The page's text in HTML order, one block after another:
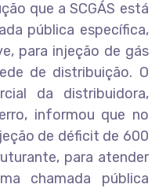
que a SCGÁS está
pública específica,
para injeção de gás
de distribuição. O
da distribuidora,
informou que no
de déficit de 600
para atender
chamada pública